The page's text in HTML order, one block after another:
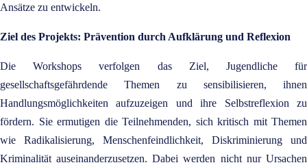
Ansätze zu entwickeln.
Ziel des Projekts: Prävention durch Aufklärung und Reflexion
Die Workshops verfolgen das Ziel, Jugendliche für
gesellschaftsgefährdende Themen zu sensibilisieren, ihnen
Handlungsmöglichkeiten aufzuzeigen und ihre Selbstreflexion zu
fördern. Sie ermutigen die Teilnehmenden, sich kritisch mit Themen
wie Radikalisierung, Menschenfeindlichkeit, Diskriminierung und
Kriminalität auseinanderzusetzen. Dabei werden nicht nur Ursachen